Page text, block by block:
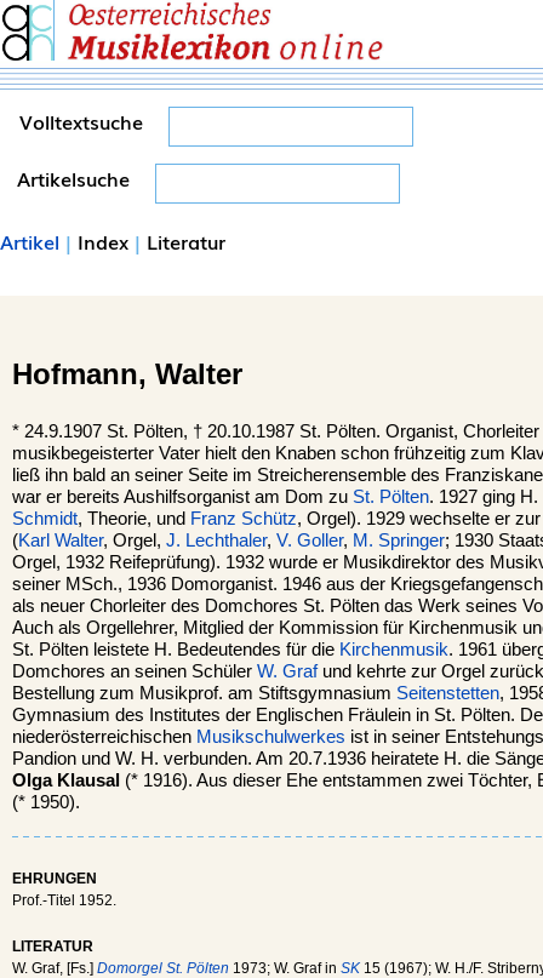
Volltextsuche
Artikelsuche
Artikel | Index | Literatur
Hofmann, Walter
* 24.9.1907 St. Pölten, † 20.10.1987 St. Pölten. Organist,
musikbegeisterter Vater hielt den Knaben schon frühzeitig zum
ließ ihn bald an seiner Seite im Streicherensemble des
war er bereits Aushilfsorganist am Dom zu St. Pölten. 1927 ging
Schmidt, Theorie, und Franz Schütz, Orgel). 1929 wechselte er
(Karl Walter, Orgel, J. Lechthaler, V. Goller, M. Springer; 1930
Orgel, 1932 Reifeprüfung). 1932 wurde er Musikdirektor des
seiner MSch., 1936 Domorganist. 1946 aus der
als neuer Chorleiter des Domchores St. Pölten das Werk seines
Auch als Orgellehrer, Mitglied der Kommission für Kirchenmusik
St. Pölten leistete H. Bedeutendes für die Kirchenmusik. 1961
Domchores an seinen Schüler W. Grafund kehrte zur Orgel
Bestellung zum Musikprof. am Stiftsgymnasium Seitenstetten,
Gymnasium des Institutes der Englischen Fräulein in St. Pölten.
niederösterreichischen Musikschulwerkes ist in seiner
Pandion und W. H. verbunden. Am 20.7.1936 heiratete H. die
Olga Klausal (* 1916). Aus dieser Ehe entstammen zwei Töchter,
(* 1950).
EHRUNGEN
Prof.-Titel 1952.
LITERATUR
W. Graf, [Fs.] Domorgel St. Pölten 1973; W. Graf in SK 15 (1967); W. H./F.